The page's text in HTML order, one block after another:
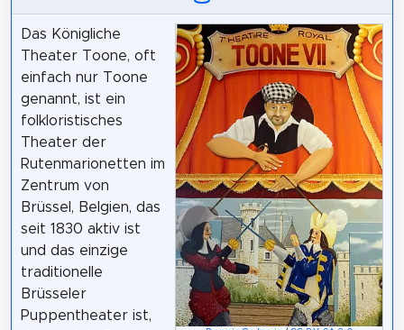
Das Königliche
Theater Toone, oft
einfach nur Toone
genannt, ist ein
folkloristisches
Theater der
Rutenmarionetten im
Zentrum von
Brüssel, Belgien, das
seit 1830 aktiv ist
und das einzige
traditionelle
Brüsseler
Puppentheater ist,